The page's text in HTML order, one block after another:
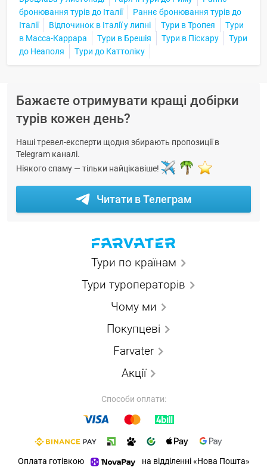
бронювання турів до Італії
Раннє бронювання турів до
Італії
Відпочинок в Італії у липні Тури в Тропея
Тури
в Масса-Каррара
Тури в Брешія Тури в Піскару
Тури
до Неаполя
Тури до Каттоліку
Бажаєте отримувати кращі добірки
турів кожен день?
Наші тревел-експерти щодня збирають пропозиції в
Telegram каналі.
Ніякого спаму — тільки найцікавіше!
Читати в Телеграм
Тури по країнам
Тури туроператорів
Чому ми
Покупцеві
Farvater
Акції
Способи оплати:
Оплата готівкою на відділенні «Нова Пошта»